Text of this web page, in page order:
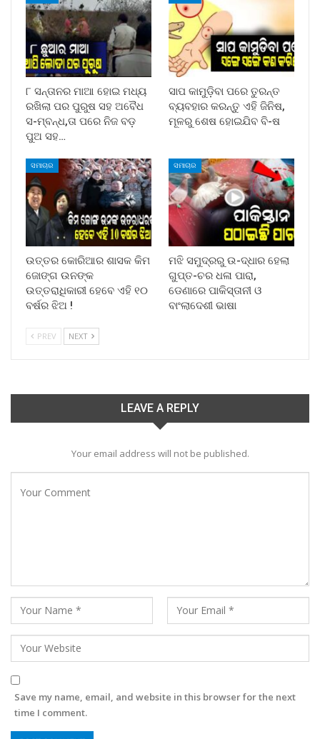
୮ ସନ୍ତାନର ମାଆ ହୋଇ ମଧ୍ୟ
ରଖିଲା ପର ପୁରୁଷ ସହ ଅବୈଧ
ସ-ମ୍ବନ୍ଧ,ତା ପରେ ନିଜ ବଡ଼
ପୁଅ ସହ…
ସାପ କାମୁଡ଼ିବା ପରେ ତୁରନ୍ତ
ବ୍ୟବହାର କରନ୍ତୁ ଏହି ଜିନିଷ,
ମୂଳରୁ ଶେଷ ହୋଇଯିବ ବି-ଷ
ସମାଚାର
ଉତ୍ତର କୋରିଆର ଶାସକ କିମ
ଜୋଙ୍ଗ ଉନଙ୍କ
ଉତ୍ତରାଧିକାରୀ ହେବେ ଏହି ୧୦
ବର୍ଷର ଝିଅ !
ସମାଚାର
ମଝି ସମୁଦ୍ରରୁ ଉ-ଦ୍ଧାର ହେଲା
ଗୁପ୍ତ-ଚର ଧଳା ପାରା,
ଡେଣାରେ ପାକିସ୍ତାନୀ ଓ
ବାଂଲାଦେଶୀ ଭାଷା
PREV NEXT
LEAVE A REPLY
Your email address will not be published.
Save my name, email, and website in this browser for the next
time I comment.